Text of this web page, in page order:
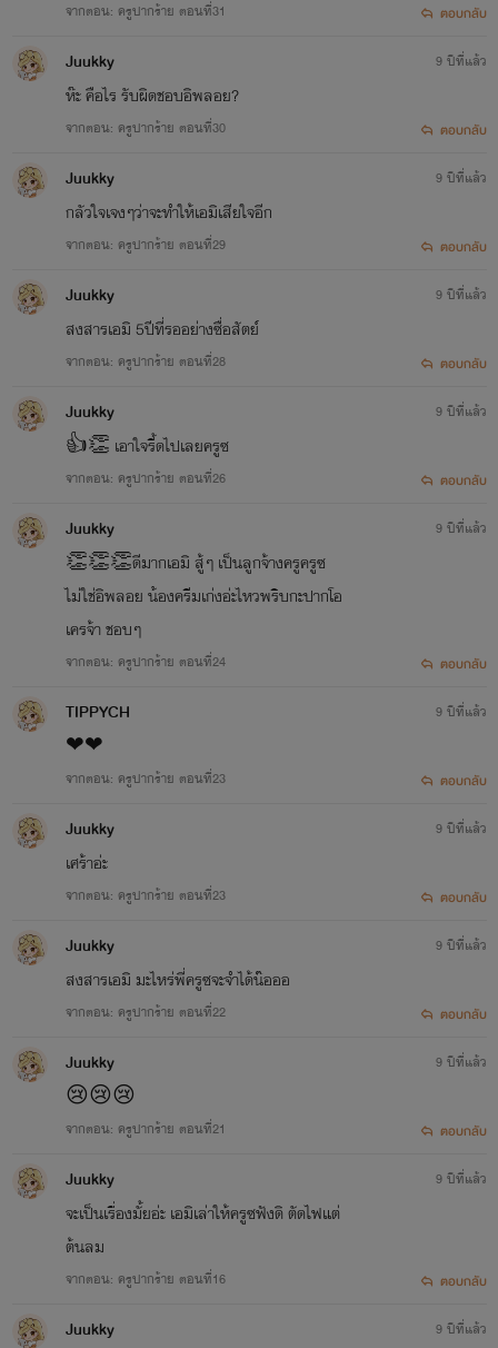
จากตอน: ครูปากร้าย ตอนที่31 ตอบกลับ
Juukky
ห๊ะ คือไร รับผิดชอบอิพลอย?
จากตอน: ครูปากร้าย ตอนที่30
9 ปีที่แล้ว
ตอบกลับ
Juukky
กลัวใจเจงๆว่าจะทำให้เอมิเสียใจอีก
จากตอน: ครูปากร้าย ตอนที่29
9 ปีที่แล้ว
ตอบกลับ
Juukky
สงสารเอมิ 5ปีที่รออย่างซื่อสัตย์
จากตอน: ครูปากร้าย ตอนที่28
9 ปีที่แล้ว
ตอบกลับ
Juukky
👍👏 เอาใจรี้ดไปเลยครูซ
จากตอน: ครูปากร้าย ตอนที่26
9 ปีที่แล้ว
ตอบกลับ
Juukky
👏👏👏ดีมากเอมิ สู้ๆ เป็นลูกจ้างครูครูซ
ไม่ใช่อิพลอย น้องครีมเก่งอ่ะไหวพริบกะปากโอ
เครจ้า ชอบๆ
จากตอน: ครูปากร้าย ตอนที่24
9 ปีที่แล้ว
ตอบกลับ
TIPPYCH
❤❤
จากตอน: ครูปากร้าย ตอนที่23
9 ปีที่แล้ว
ตอบกลับ
Juukky
เศร้าอ่ะ
จากตอน: ครูปากร้าย ตอนที่23
9 ปีที่แล้ว
ตอบกลับ
Juukky
สงสารเอมิ มะไหร่พี่ครูซจะจำได้น๊อออ
จากตอน: ครูปากร้าย ตอนที่22
9 ปีที่แล้ว
ตอบกลับ
Juukky
😢😢😢
จากตอน: ครูปากร้าย ตอนที่21
9 ปีที่แล้ว
ตอบกลับ
Juukky
จะเป็นเรื่องมั้ยอ่ะ เอมิเล่าให้ครูซฟังดิ ตัดไฟแต่
ต้นลม
จากตอน: ครูปากร้าย ตอนที่16
9 ปีที่แล้ว
ตอบกลับ
Juukky 9 ปีที่แล้ว